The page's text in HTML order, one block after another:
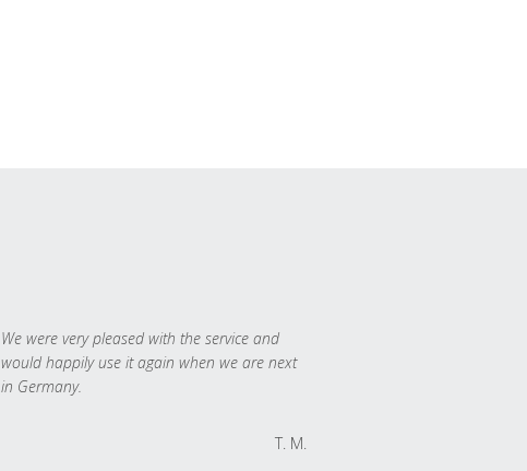
We were very pleased with the service and
would happily use it again when we are next
in Germany.
T. M.